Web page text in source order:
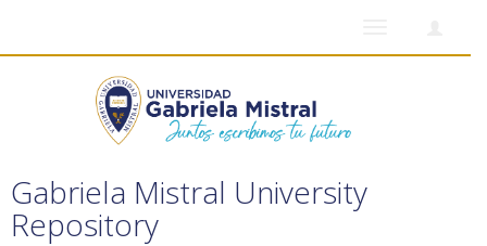
Gabriela Mistral University
Repository